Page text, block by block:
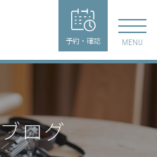
予約・確認 MENU
ログ